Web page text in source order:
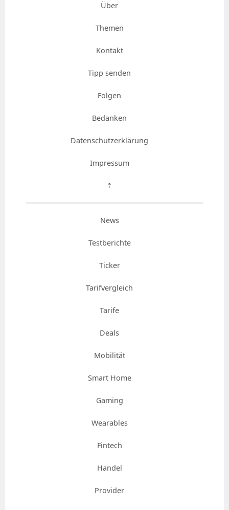
Über
Themen
Kontakt
Tipp senden
Folgen
Bedanken
Datenschutzerklärung
Impressum
⇡
News
Testberichte
Ticker
Tarifvergleich
Tarife
Deals
Mobilität
Smart Home
Gaming
Wearables
Fintech
Handel
Provider